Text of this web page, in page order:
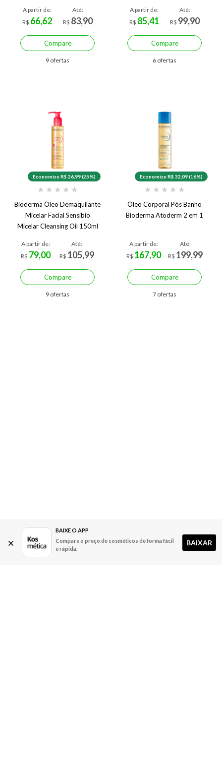
A partir de:
R$ 66,62
Até:
R$ 83,90
Compare
9 ofertas
A partir de:
R$ 85,41
Até:
R$ 99,90
Compare
6 ofertas
Economize R$ 26,99 (25%)
★ ★ ★ ★ ★
Bioderma Óleo Demaquilante
Micelar Facial Sensibio
Micelar Cleansing Oil 150ml
A partir de:
R$ 79,00
Até:
R$ 105,99
Compare
9 ofertas
Economize R$ 32,09 (16%)
★ ★ ★ ★ ★
Óleo Corporal Pós Banho
Bioderma Atoderm 2 em 1
A partir de:
R$ 167,90
Até:
R$ 199,99
Compare
7 ofertas
BAIXE O APP
Compare o preço de cosméticos de forma fácil
e rápida.
BAIXAR